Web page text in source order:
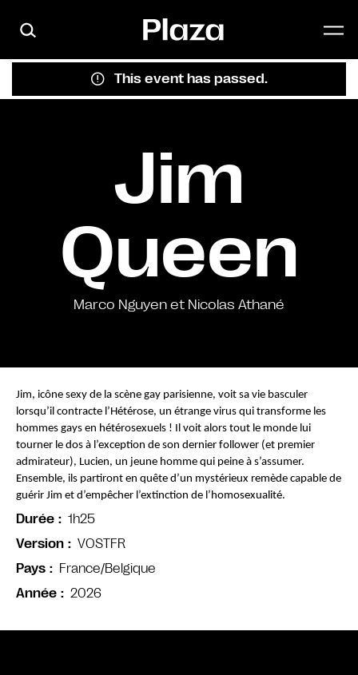
This event has passed.
Jim
Queen
Marco Nguyen et Nicolas Athané
Jim, icône sexy de la scène gay parisienne, voit sa vie basculer
lorsqu’il contracte l’Hétérose, un étrange virus qui transforme les
hommes gays en hétérosexuels ! Il voit alors tout le monde lui
tourner le dos à l’exception de son dernier follower (et premier
admirateur), Lucien, un jeune homme qui peine à s’assumer.
Ensemble, ils partiront en quête d’un mystérieux remède capable de
guérir Jim et d’empêcher l’extinction de l’homosexualité.
Durée
1h25
Version
VOSTFR
Pays
France/Belgique
Année
2026